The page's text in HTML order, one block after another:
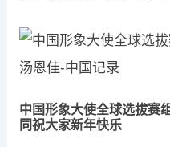
中国形象大使全球选拔赛
同祝大家新年快乐